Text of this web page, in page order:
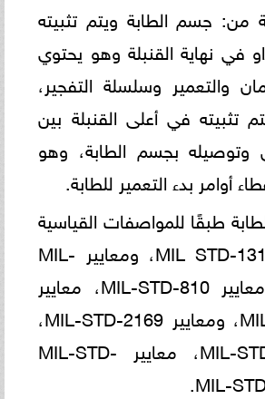
من: جسم الطابة ويتم تثبيته
نهاية القنبلة وهو يحتوي
والتعمير وسلسلة التفجير،
تثبيته في أعلى القنبلة بين
وتوصيله بجسم الطابة، وهو
أوامر بدء التعمير للطابة.
طبقًا للمواصفات القياسية
العسكرية - MIL STD-1316‏، ومعايير MIL-
STD-331D، معايير MIL-STD-810، معايير
MIL-STD-461 E‏، ومعايير MIL-STD-2169،
معايير MIL-STD-464، معايير MIL-STD-